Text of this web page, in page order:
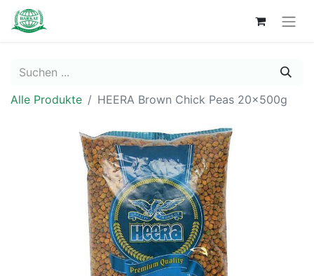
Alle Produkte HEERA Brown Chick Peas 20x500g